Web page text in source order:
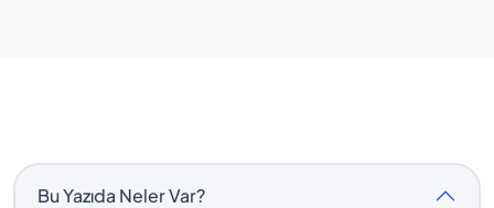
Bu Yazıda Neler Var?